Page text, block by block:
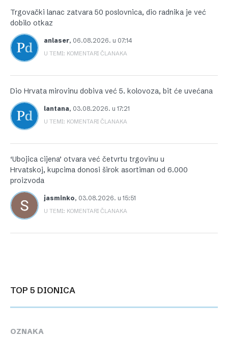
Trgovački lanac zatvara 50 poslovnica, dio radnika je već
dobilo otkaz
anlaser, 06.08.2026. u 07:14
U TEMI: KOMENTARI ČLANAKA
Dio Hrvata mirovinu dobiva već 5. kolovoza, bit će uvećana
lantana, 03.08.2026. u 17:21
U TEMI: KOMENTARI ČLANAKA
‘Ubojica cijena’ otvara već četvrtu trgovinu u
Hrvatskoj, kupcima donosi širok asortiman od 6.000
proizvoda
jasminko, 03.08.2026. u 15:51
U TEMI: KOMENTARI ČLANAKA
TOP 5 DIONICA
OZNAKA